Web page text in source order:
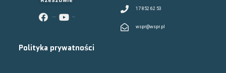
Polityka prywatności
17 852 62 53
wspr@wspr.pl